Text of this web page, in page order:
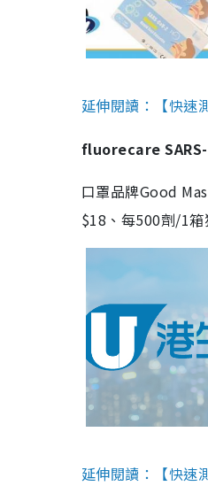
延伸閱讀：【快速
fluorecare SARS-
口罩品牌Good
$18、每500劑/1箱
延伸閱讀：【快速